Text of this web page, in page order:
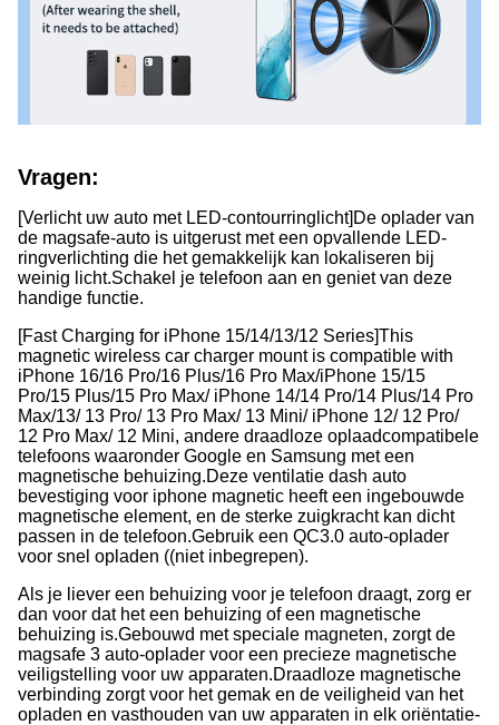
Vragen:
[Verlicht uw auto met LED-contourringlicht]De oplader van
de magsafe-auto is uitgerust met een opvallende LED-
ringverlichting die het gemakkelijk kan lokaliseren bij
weinig licht.Schakel je telefoon aan en geniet van deze
handige functie.
[Fast Charging for iPhone 15/14/13/12 Series]This
magnetic wireless car charger mount is compatible with
iPhone 16/16 Pro/16 Plus/16 Pro Max/iPhone 15/15
Pro/15 Plus/15 Pro Max/ iPhone 14/14 Pro/14 Plus/14 Pro
Max/13/ 13 Pro/ 13 Pro Max/ 13 Mini/ iPhone 12/ 12 Pro/
12 Pro Max/ 12 Mini, andere draadloze oplaadcompatibele
telefoons waaronder Google en Samsung met een
magnetische behuizing.Deze ventilatie dash auto
bevestiging voor iphone magnetic heeft een ingebouwde
magnetische element, en de sterke zuigkracht kan dicht
passen in de telefoon.Gebruik een QC3.0 auto-oplader
voor snel opladen ((niet inbegrepen).
Als je liever een behuizing voor je telefoon draagt, zorg er
dan voor dat het een behuizing of een magnetische
behuizing is.Gebouwd met speciale magneten, zorgt de
magsafe 3 auto-oplader voor een precieze magnetische
veiligstelling voor uw apparaten.Draadloze magnetische
verbinding zorgt voor het gemak en de veiligheid van het
opladen en vasthouden van uw apparaten in elk oriëntatie-